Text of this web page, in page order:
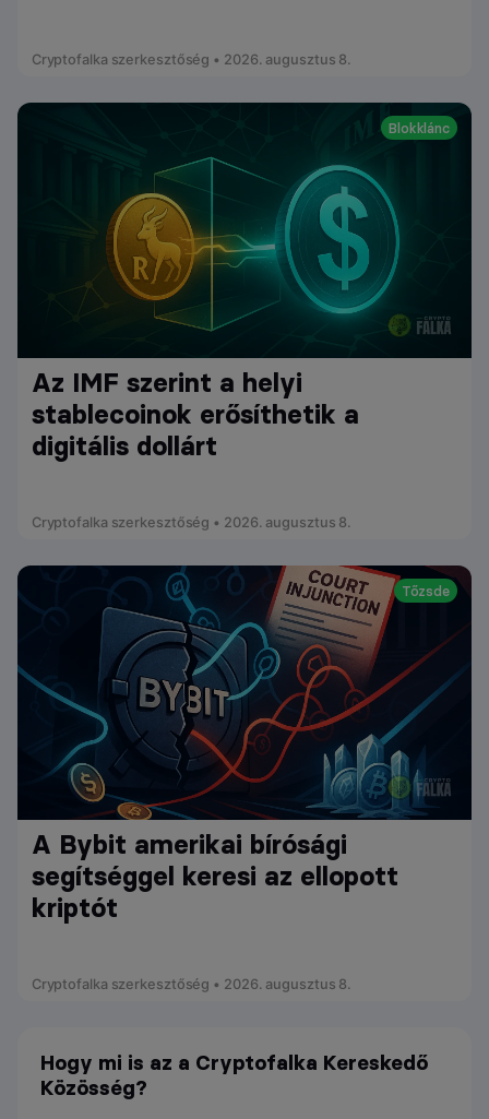
Cryptofalka szerkesztőség • 2026. augusztus 8.
Blokklánc
Az IMF szerint a helyi
stablecoinok erősíthetik a
digitális dollárt
Cryptofalka szerkesztőség • 2026. augusztus 8.
Tőzsde
A Bybit amerikai bírósági
segítséggel keresi az ellopott
kriptót
Cryptofalka szerkesztőség • 2026. augusztus 8.
Hogy mi is az a Cryptofalka Kereskedő
Közösség?